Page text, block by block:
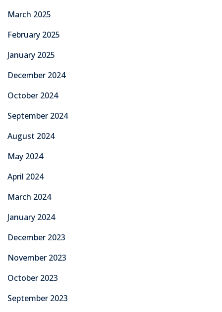
March 2025
February 2025
January 2025
December 2024
October 2024
September 2024
August 2024
May 2024
April 2024
March 2024
January 2024
December 2023
November 2023
October 2023
September 2023